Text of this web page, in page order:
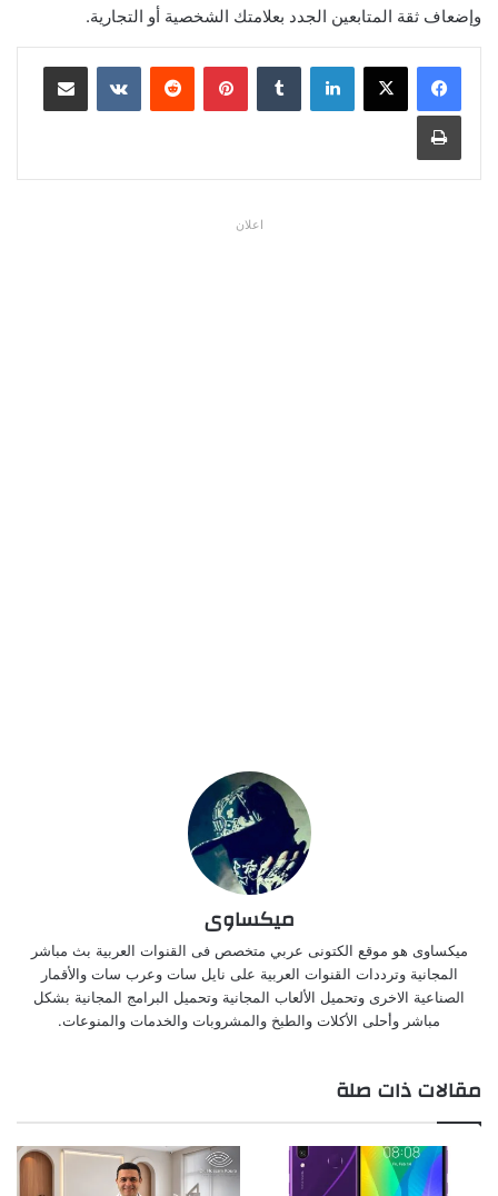
وإضعاف ثقة المتابعين الجدد بعلامتك الشخصية أو التجارية.
لينكدإن بينتيريست مشاركة عبر البريد
طباعة
اعلان
ميكساوى
ميكساوى هو موقع الكتونى عربي متخصص فى القنوات العربية بث مباشر
المجانية وترددات القنوات العربية على نايل سات وعرب سات والأقمار
الصناعية الاخرى وتحميل الألعاب المجانية وتحميل البرامج المجانية بشكل
مباشر وأحلى الأكلات والطبخ والمشروبات والخدمات والمنوعات.
مقالات ذات صلة